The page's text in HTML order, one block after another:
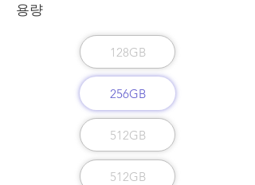
​용량
128GB
256GB
512GB
512GB